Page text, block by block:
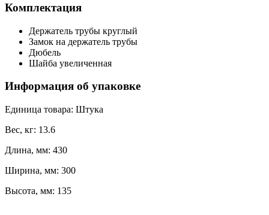
Комплектация
Держатель трубы круглый
Замок на держатель трубы
Дюбель
Шайба увеличенная
Информация об упаковке
Единица товара: Штука
Вес, кг: 13.6
Длина, мм: 430
Ширина, мм: 300
Высота, мм: 135